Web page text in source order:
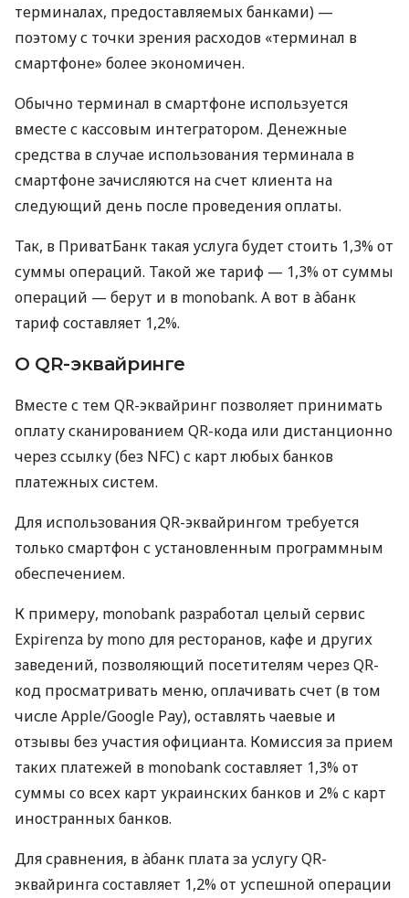
терминалах, предоставляемых банками) —
поэтому с точки зрения расходов «терминал в
смартфоне» более экономичен.
Обычно терминал в смартфоне используется
вместе с кассовым интегратором. Денежные
средства в случае использования терминала в
смартфоне зачисляются на счет клиента на
следующий день после проведения оплаты.
Так, в ПриватБанк такая услуга будет стоить 1,3% от
суммы операций. Такой же тариф — 1,3% от суммы
операций — берут и в monobank. А вот в àбанк
тариф составляет 1,2%.
О QR-эквайринге
Вместе с тем QR-эквайринг позволяет принимать
оплату сканированием QR-кода или дистанционно
через ссылку (без NFC) с карт любых банков
платежных систем.
Для использования QR-эквайрингом требуется
только смартфон с установленным программным
обеспечением.
К примеру, monobank разработал целый сервис
Expirenza by mono для ресторанов, кафе и других
заведений, позволяющий посетителям через QR-
код просматривать меню, оплачивать счет (в том
числе Apple/Google Pay), оставлять чаевые и
отзывы без участия официанта. Комиссия за прием
таких платежей в monobank составляет 1,3% от
суммы со всех карт украинских банков и 2% с карт
иностранных банков.
Для сравнения, в àбанк плата за услугу QR-
эквайринга составляет 1,2% от успешной операции